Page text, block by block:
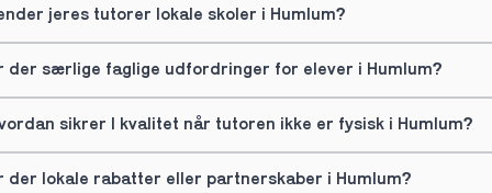
jeres tutorer lokale skoler i Humlum?
der særlige faglige udfordringer for elever i Humlum?
sikrer I kvalitet når tutoren ikke er fysisk i Humlum?
der lokale rabatter eller partnerskaber i Humlum?